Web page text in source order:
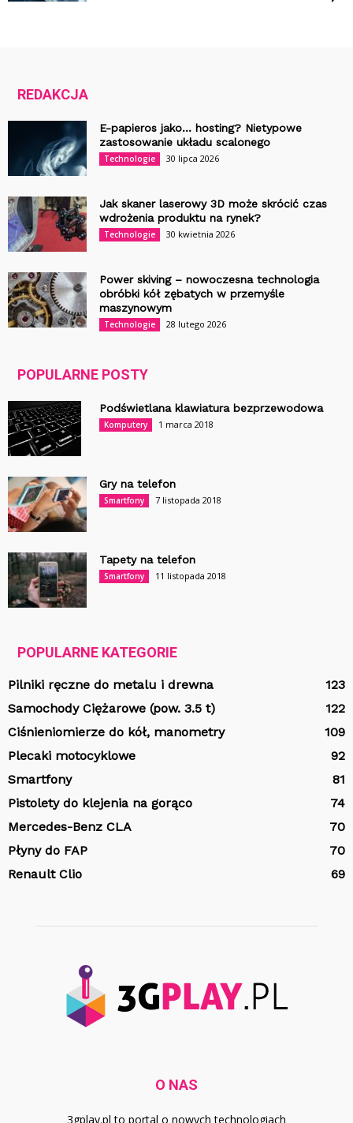
REDAKCJA
E-papieros jako… hosting? Nietypowe
zastosowanie układu scalonego
Technologie 30 lipca 2026
Jak skaner laserowy 3D może skrócić czas
wdrożenia produktu na rynek?
Technologie 30 kwietnia 2026
Power skiving – nowoczesna technologia
obróbki kół zębatych w przemyśle
maszynowym
Technologie 28 lutego 2026
POPULARNE POSTY
Podświetlana klawiatura bezprzewodowa
Komputery 1 marca 2018
Gry na telefon
Smartfony 7 listopada 2018
Tapety na telefon
Smartfony 11 listopada 2018
POPULARNE KATEGORIE
Pilniki ręczne do metalu i drewna
123
Samochody Ciężarowe (pow. 3.5 t)
122
Ciśnieniomierze do kół, manometry
109
Plecaki motocyklowe
92
Smartfony
81
Pistolety do klejenia na gorąco
74
Mercedes-Benz CLA
70
Płyny do FAP
70
Renault Clio
69
O NAS
3gplay.pl to portal o nowych technologiach